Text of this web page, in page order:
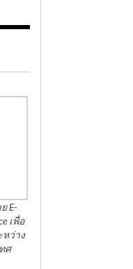
E-
เพื่อ
หว่าง
ศ